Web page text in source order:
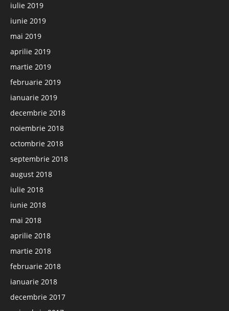
iulie 2019
iunie 2019
mai 2019
aprilie 2019
martie 2019
februarie 2019
ianuarie 2019
decembrie 2018
noiembrie 2018
octombrie 2018
septembrie 2018
august 2018
iulie 2018
iunie 2018
mai 2018
aprilie 2018
martie 2018
februarie 2018
ianuarie 2018
decembrie 2017